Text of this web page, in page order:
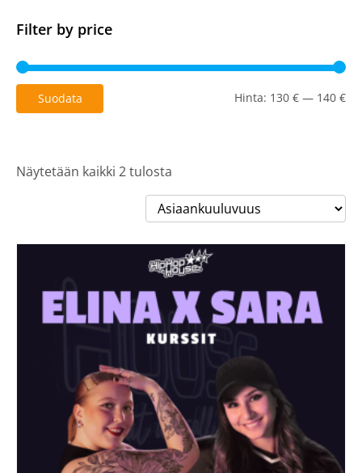
Filter by price
Suodata Hinta: 130 € — 140 €
Näytetään kaikki 2 tulosta